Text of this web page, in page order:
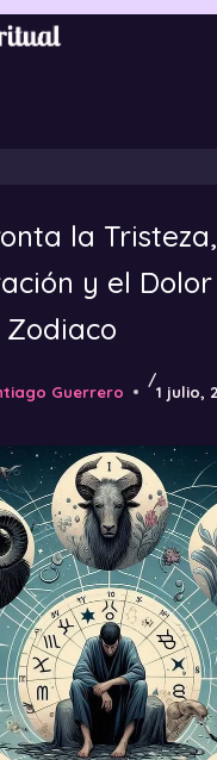
la
y el
Guerrero
/
1 julio,